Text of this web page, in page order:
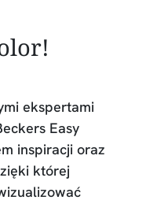
ekspertami
Easy
inspiracji oraz
której